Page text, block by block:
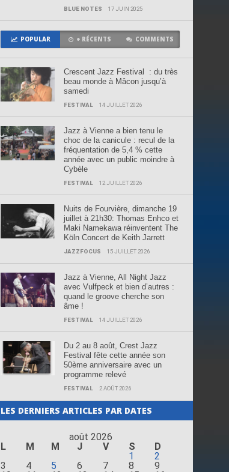
BLUE NOTES 17 JUIN 2025
POPULAR + RÉCENTS COMMENTS
Crescent Jazz Festival : du très
beau monde à Mâcon jusqu’à
samedi
FESTIVAL 14 JUILLET 2026
Jazz à Vienne a bien tenu le
choc de la canicule : recul de la
fréquentation de 5,4 % cette
année avec un public moindre à
Cybèle
FESTIVAL 12 JUILLET 2026
Nuits de Fourvière, dimanche 19
juillet à 21h30: Thomas Enhco et
Maki Namekawa réinventent The
Köln Concert de Keith Jarrett
JAZZFOCUS 15 JUILLET 2026
Jazz à Vienne, All Night Jazz
avec Vulfpeck et bien d’autres :
quand le groove cherche son
âme !
FESTIVAL 14 JUILLET 2026
Du 2 au 8 août, Crest Jazz
Festival fête cette année son
50ème anniversaire avec un
programme relevé
FESTIVAL 2 AOÛT 2026
LES DERNIERS ARTICLES PAR DATES
août 2026
L
M M J V S
D
1
2
3
4 5 6 7 8
9